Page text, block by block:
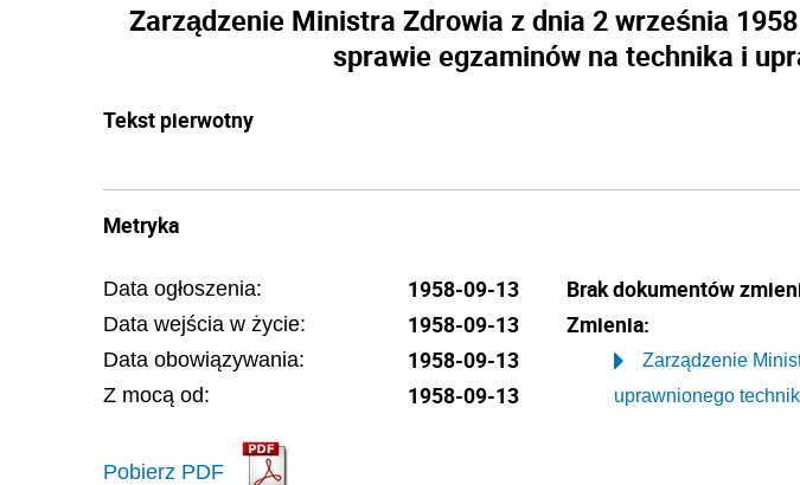
Zarządzenie Ministra Zdrowia z dnia 2 września
sprawie egzaminów na technika i
Tekst pierwotny
Metryka
Data ogłoszenia: 1958-09-13
Data wejścia w życie: 1958-09-13
Data obowiązywania: 1958-09-13
Z mocą od: 1958-09-13
Pobierz PDF
Brak dokumentów
Zmienia:
Zarządzenie
uprawnionego